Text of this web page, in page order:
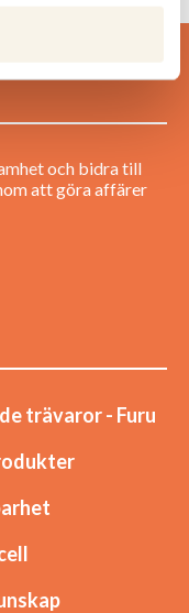
och bidra till
att göra affärer
trävaror - Furu